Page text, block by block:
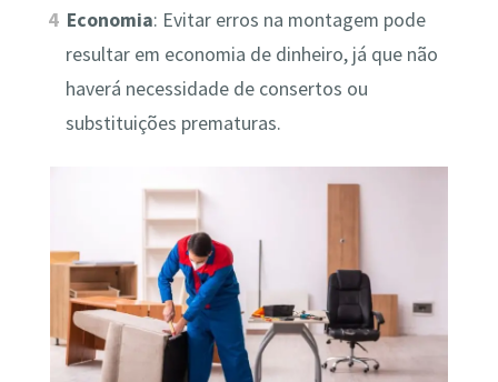
Economia: Evitar erros na montagem pode
resultar em economia de dinheiro, já que não
haverá necessidade de consertos ou
substituições prematuras.